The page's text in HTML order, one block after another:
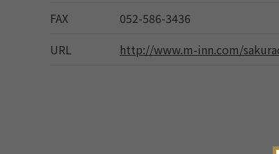
FAX
052-586-3436
URL
http://www.m-inn.com/